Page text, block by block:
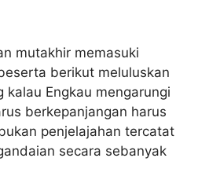
mutakhir memasuki
berikut meluluskan
kalau Engkau mengarungi
berkepanjangan harus
penjelajahan tercatat
secara sebanyak